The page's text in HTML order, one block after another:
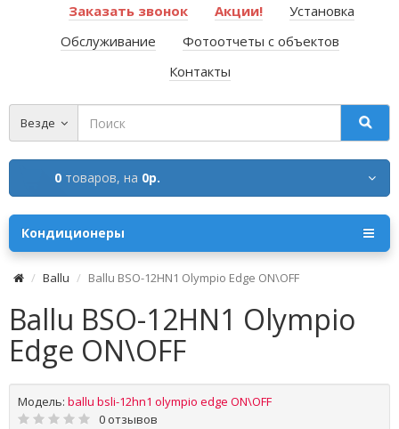
Заказать звонок Акции!
Установка
Обслуживание
Фотоотчеты с объектов
Контакты
Везде
0 товаров, на 0р.
Кондиционеры
Ballu Ballu BSO-12HN1 Olympio Edge ON\OFF
Ballu BSO-12HN1 Olympio
Edge ON\OFF
Модель: ballu bsli-12hn1 olympio edge ON\OFF
0 отзывов